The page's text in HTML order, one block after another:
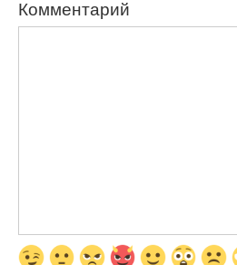
Комментарий